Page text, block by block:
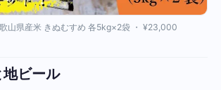
山県産米 きぬむすめ 各5kg×2袋 ・ ¥23,000
ビール